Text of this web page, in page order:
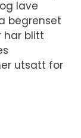
lave
begrenset
har blitt
utsatt for